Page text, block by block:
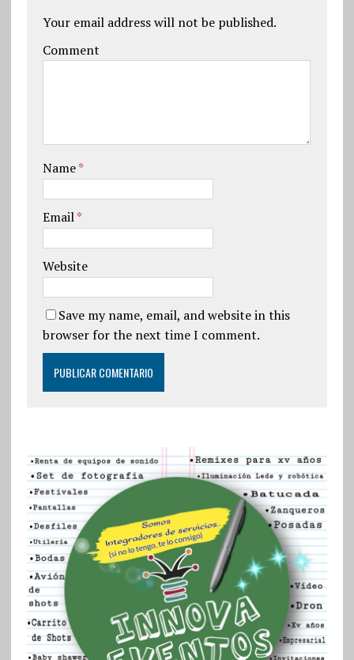
Your email address will not be published.
Comment
Name*
Email*
Website
Save my name, email, and website in this
browser for the next time I comment.